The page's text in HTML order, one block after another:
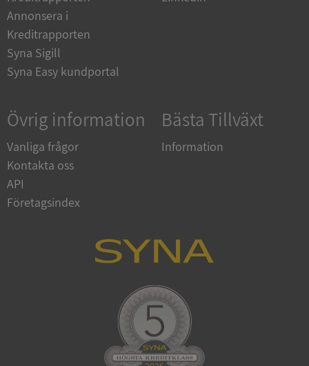
Annonsera i
Kreditrapporten
Syna Sigill
Syna Easy kundportal
Övrig information
Vanliga frågor
Kontakta oss
API
Företagsindex
Bästa Tillväxt
Information
__RequestVerificationToken
_GRECAPTCHA
Google LLC